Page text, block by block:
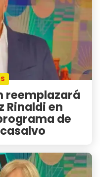
reemplazará
Rinaldi en
de